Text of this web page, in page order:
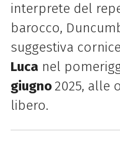
interprete del
barocco,
suggestiva
Lucanel
giugno2025, alle
libero.